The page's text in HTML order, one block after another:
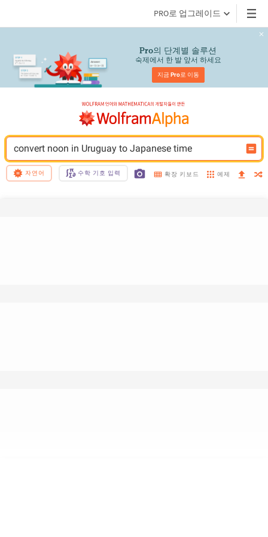
PRO로 업그레이드
Pro의 단계별 솔루션
숙제에서 한 발 앞서 하세요
지금 Pro로 이동
convert noon in Uruguay to Japanese time
자연어 수학 기호 입력 확장 키보드 예제